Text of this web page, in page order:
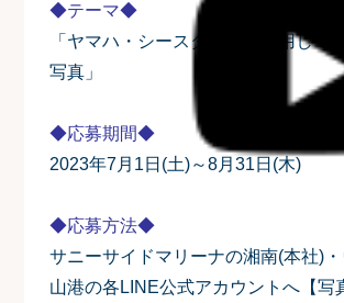
◆テーマ◆
「ヤマハ・シースタイルを利用して
写真」
◆応募期間◆
2023年7月1日(土)～8月31日(木)
◆応募方法◆
サニーサイドマリーナの湘南(本社)
山港の各LINE公式アカウントへ【写